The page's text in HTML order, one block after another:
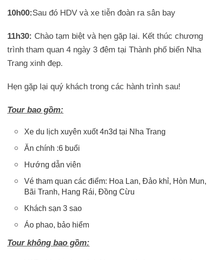
10h00:Sau đó HDV và xe tiễn đoàn ra sân bay
11h30: Chào tạm biệt và hẹn gặp lại. Kết thúc chương
trình tham quan 4 ngày 3 đêm tại Thành phố biển Nha
Trang xinh đẹp.
Hẹn gặp lại quý khách trong các hành trình sau!
Tour bao gồm:
Xe du lịch xuyên xuốt 4n3d tại Nha Trang
Ăn chính :6 buổi
Hướng dẫn viên
Vé tham quan các điểm: Hoa Lan, Đảo khỉ, Hòn Mun,
Bãi Tranh, Hang Rái, Đồng Cừu
Khách sạn 3 sao
Áo phao, bảo hiểm
Tour không bao gồm: